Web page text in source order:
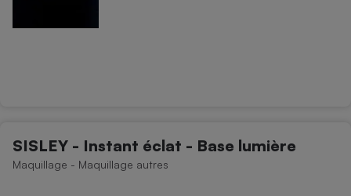
SISLEY - Instant éclat - Base lumière
Maquillage - Maquillage autres